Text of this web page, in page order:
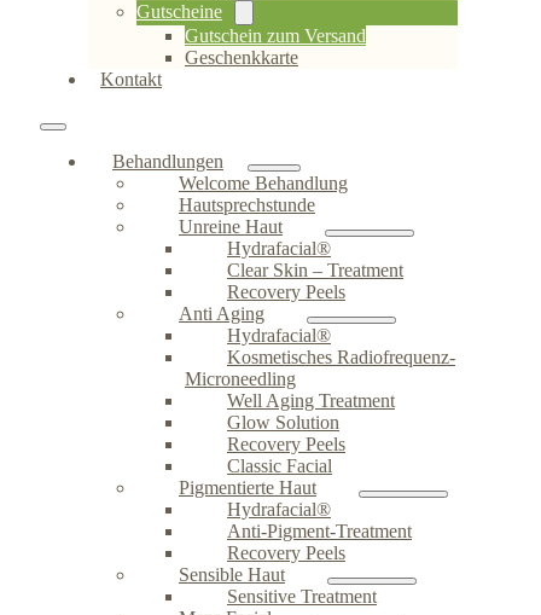
Gutscheine
Gutschein zum Versand
Geschenkkarte
Kontakt
Behandlungen
Welcome Behandlung
Hautsprechstunde
Unreine Haut
Hydrafacial®
Clear Skin – Treatment
Recovery Peels
Anti Aging
Hydrafacial®
Kosmetisches Radiofrequenz-
Microneedling
Well Aging Treatment
Glow Solution
Recovery Peels
Classic Facial
Pigmentierte Haut
Hydrafacial®
Anti-Pigment-Treatment
Recovery Peels
Sensible Haut
Sensitive Treatment